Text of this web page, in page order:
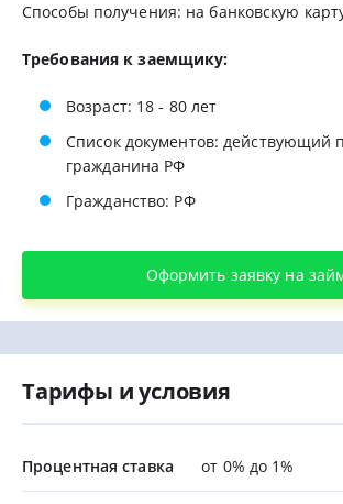
Способы получения: на банковскую
Требования к заемщику:
Возраст: 18 - 80 лет
Список документов: действующий
гражданина РФ
Гражданство: РФ
Оформить заявку на
Тарифы и условия
Процентная ставка от 0% до 1%